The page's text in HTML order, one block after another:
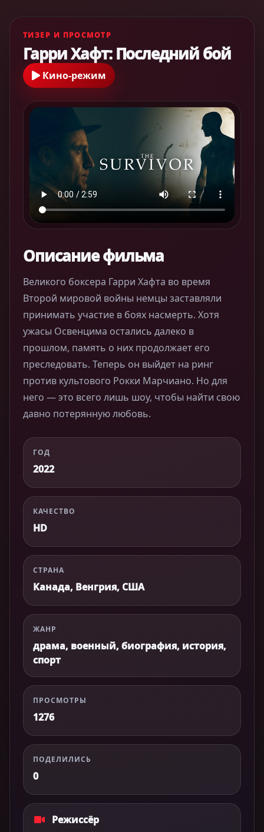
ТИЗЕР И ПРОСМОТР
Гарри Хафт: Последний бой
Кино-режим
Описание фильма
Великого боксера Гарри Хафта во время
Второй мировой войны немцы заставляли
принимать участие в боях насмерть. Хотя
ужасы Освенцима остались далеко в
прошлом, память о них продолжает его
преследовать. Теперь он выйдет на ринг
против культового Рокки Марчиано. Но для
него — это всего лишь шоу, чтобы найти свою
давно потерянную любовь.
ГОД
2022
КАЧЕСТВО
HD
СТРАНА
Канада, Венгрия, США
ЖАНР
драма, военный, биография, история,
спорт
ПРОСМОТРЫ
1276
ПОДЕЛИЛИСЬ
0
Режиссёр